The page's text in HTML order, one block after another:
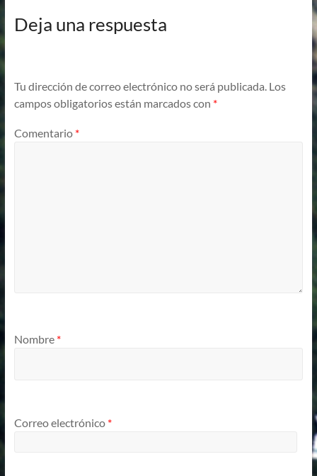
Deja una respuesta
Tu dirección de correo electrónico no será publicada. Los
campos obligatorios están marcados con *
Comentario *
Nombre *
Correo electrónico *